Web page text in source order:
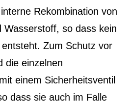
Rekombination von
Wasserstoff, so dass kein
Zum Schutz vor
die einzelnen
einem Sicherheitsventil
dass sie auch im Falle